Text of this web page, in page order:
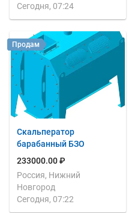
Сегодня, 07:24
Скальператор
барабанный БЗО
233000.00 ₽
Россия, Нижний
Новгород
Сегодня, 07:22
Продам